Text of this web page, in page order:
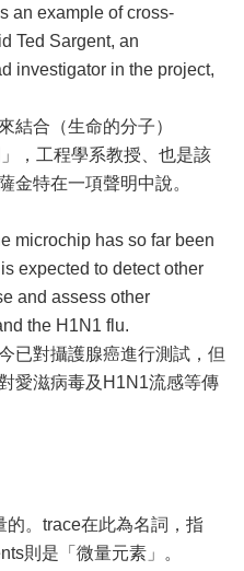
an example of cross-
Ted Sargent, an
investigator in the project,
結合（生命的分子）
，工程學系教授、也是該
金特在一項聲明中說。
microchip has so far been
expected to detect other
and assess other
the H1N1 flu.
已對攝護腺癌進行測試，但
愛滋病毒及H1N1流感等傳
的。trace在此為名詞，指
則是「微量元素」。